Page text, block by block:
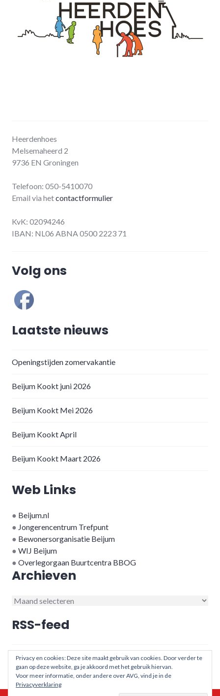
Heerdenhoes
Melsemaheerd 2
9736 EN Groningen
Telefoon: 050-5410070
Email via hetcontactformulier
KvK: 02094246
IBAN: NL06 ABNA 0500 2223 71
Volg ons
Laatste nieuws
Openingstijden zomervakantie
Beijum Kookt juni 2026
Beijum Kookt Mei 2026
Beijum Kookt April
Beijum Kookt Maart 2026
Web Links
● Beijum.nl
● Jongerencentrum Trefpunt
● Bewonersorganisatie Beijum
● WIJ Beijum
● Overlegorgaan Buurtcentra BBOG
Archieven
Archieven
RSS-feed
RSS - berichten
Privacy en cookies: Deze site maakt gebruik van cookies. Door verder te
gaan op deze website, ga je akkoord met het gebruik hiervan.
Voor meer informatie, onder andere over AVG, vind je in de
Privacyverklaring